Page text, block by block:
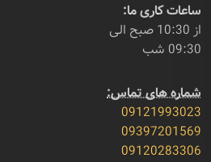
ساعات کاری ما:
از 10:30 صبح الی
09:30 شب
شماره های تماس:
09121993023
09397201569
09120283306